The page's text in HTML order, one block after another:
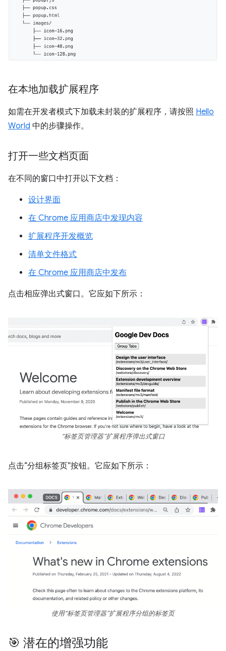
在本地加载扩展程序
如需在开发者模式下加载未封装的扩展程序，请按照 Hello
World 中的步骤操作。
打开一些文档页面
在不同的窗口中打开以下文档：
设计界面
在 Chrome 应用商店中发现内容
扩展程序开发概览
清单文件格式
在 Chrome 应用商店中发布
点击相应弹出式窗口。它应如下所示：
“标签页管理器”扩展程序弹出式窗口
点击“分组标签页”按钮。它应如下所示：
使用“标签页管理器”扩展程序分组的标签页
🎯 潜在的增强功能